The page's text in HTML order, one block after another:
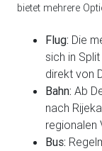
bietet mehrere
Flug: Die
sich in
direkt von
Bahn: Ab
nach
regionalen
Bus: